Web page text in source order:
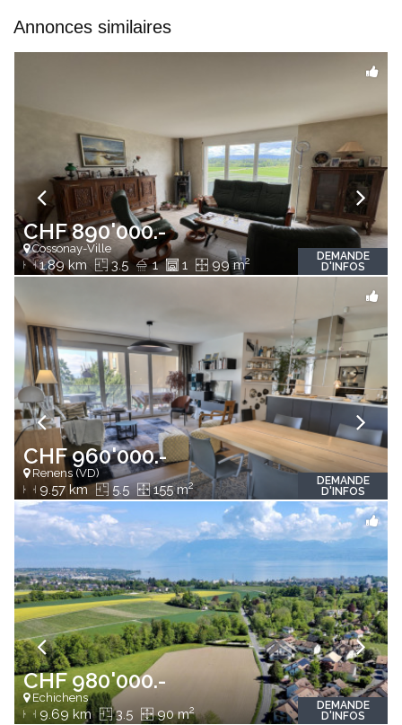
Annonces similaires
CHF 890'000.-
Cossonay-Ville
1.89 km 3.5 1 1 99 m2
DEMANDE
D'INFOS
CHF 960'000.-
Renens (VD)
9.57 km 5.5 155 m2
DEMANDE
D'INFOS
CHF 980'000.-
Echichens
9.69 km 3.5 90 m2
DEMANDE
D'INFOS